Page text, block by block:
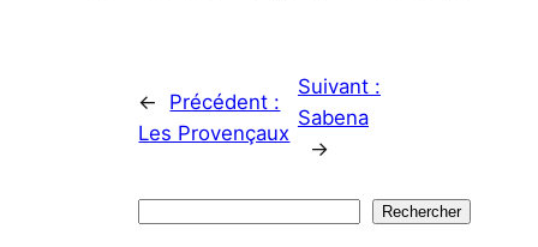
←
Précédent :
Les Provençaux
Suivant :
Sabena
→
Rechercher